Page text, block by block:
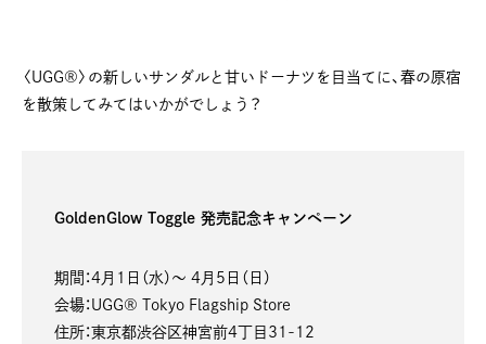
〈UGG®〉の新しいサンダルと甘いドーナツを目当てに、春の原宿
を散策してみてはいかがでしょう？
GoldenGlow Toggle 発売記念キャンペーン
期間：4月1日（水）～ 4月5日（日）
会場：UGG® Tokyo Flagship Store
住所：東京都渋谷区神宮前4丁目31-12